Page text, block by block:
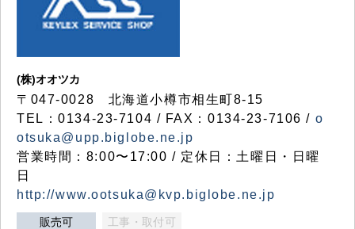
(株)オオツカ
〒047-0028 北海道小樽市相生町8-15
TEL：0134-23-7104 / FAX：0134-23-7106 / o
otsuka@upp.biglobe.ne.jp
営業時間：8:00〜17:00 / 定休日：土曜日・日曜
日
http://www.ootsuka@kvp.biglobe.ne.jp
販売可 工事・取付可